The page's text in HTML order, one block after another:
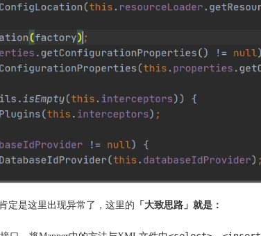
定是这里出现异常了，这里的 「大致思路」就是：